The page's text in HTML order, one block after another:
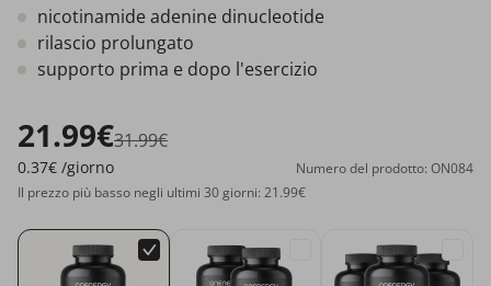
nicotinamide adenine dinucleotide
rilascio prolungato
supporto prima e dopo l'esercizio
21.99€31.99€
0.37€ /giorno
Numero del prodotto: ON084
Il prezzo più basso negli ultimi 30 giorni: 21.99€